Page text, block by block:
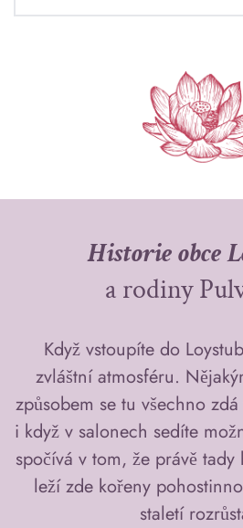
Historie obce
a rodiny
Když vstoupíte do
zvláštní atmosféru.
způsobem se tu všechno
i když v salonech sedíte
spočívá v tom, že právě
leží zde kořeny
staletí